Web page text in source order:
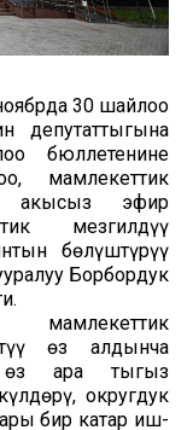
30 шайлоо
депутаттыгына
бюллетенине
мамлекеттик
акысыз эфир
мезгилдүү
бөлүштүрүү
Борбордук
мамлекеттик
өз алдынча
өз ара тыгыз
округдук
бир катар иш-